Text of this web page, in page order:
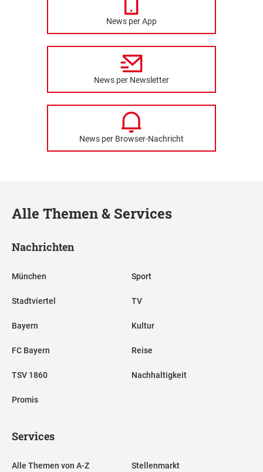
News per App
News per Newsletter
News per Browser-Nachricht
Alle Themen & Services
Nachrichten
München
Stadtviertel
Bayern
FC Bayern
TSV 1860
Promis
Sport
TV
Kultur
Reise
Nachhaltigkeit
Services
Alle Themen von A-Z Stellenmarkt